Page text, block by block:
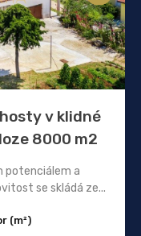
v klidné
8000 m2
potenciálem a
se skládá ze...
(m²)